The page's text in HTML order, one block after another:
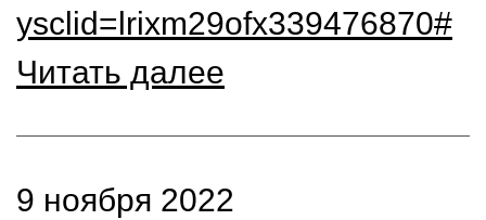
ysclid=lrixm29ofx339476870#
Читать далее
9 ноября 2022